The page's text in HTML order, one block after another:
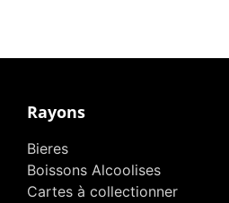
Rayons
Bieres
Boissons Alcoolises
Cartes à collectionner